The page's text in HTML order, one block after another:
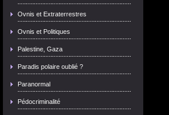
Ovnis et Extraterrestres
Ovnis et Politiques
Palestine, Gaza
Paradis polaire oublié ?
Paranormal
Pédocriminalité